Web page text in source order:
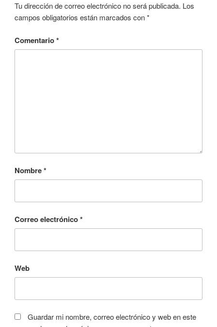
Tu dirección de correo electrónico no será publicada. Los
campos obligatorios están marcados con*
Comentario*
Nombre*
Correo electrónico*
Web
Guardar mi nombre, correo electrónico y web en este